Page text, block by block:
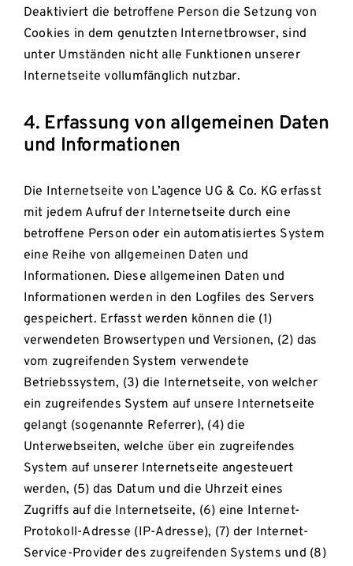
Deaktiviert die betroffene Person die Setzung von
Cookies in dem genutzten Internetbrowser, sind
unter Umständen nicht alle Funktionen unserer
Internetseite vollumfänglich nutzbar.
4. Erfassung von allgemeinen Daten
und Informationen
Die Internetseite von L’agence UG & Co. KG erfasst
mit jedem Aufruf der Internetseite durch eine
betroffene Person oder ein automatisiertes System
eine Reihe von allgemeinen Daten und
Informationen. Diese allgemeinen Daten und
Informationen werden in den Logfiles des Servers
gespeichert. Erfasst werden können die (1)
verwendeten Browsertypen und Versionen, (2) das
vom zugreifenden System verwendete
Betriebssystem, (3) die Internetseite, von welcher
ein zugreifendes System auf unsere Internetseite
gelangt (sogenannte Referrer), (4) die
Unterwebseiten, welche über ein zugreifendes
System auf unserer Internetseite angesteuert
werden, (5) das Datum und die Uhrzeit eines
Zugriffs auf die Internetseite, (6) eine Internet-
Protokoll-Adresse (IP-Adresse), (7) der Internet-
Service-Provider des zugreifenden Systems und (8)